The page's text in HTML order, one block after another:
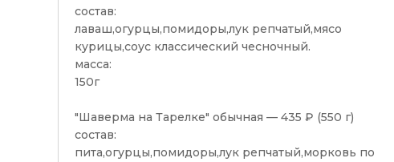
состав:
лаваш,огурцы,помидоры,лук репчатый,мясо
курицы,соус классический чесночный.
масса:
150г
"Шаверма на Тарелке" обычная — 435 ₽ (550 г)
состав:
пита,огурцы,помидоры,лук репчатый,морковь по